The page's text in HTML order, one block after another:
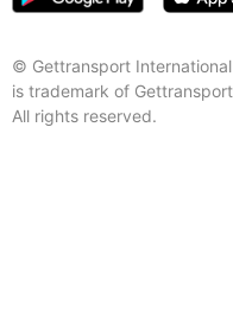
© Gettransport
is trademark of
All rights reserved.